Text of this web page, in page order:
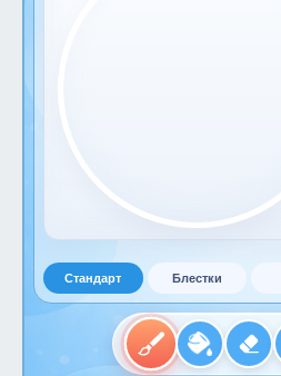
Стандарт Блестки